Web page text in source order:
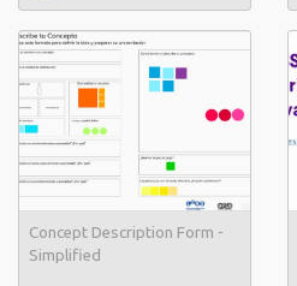
Concept Description Form -
Simplified